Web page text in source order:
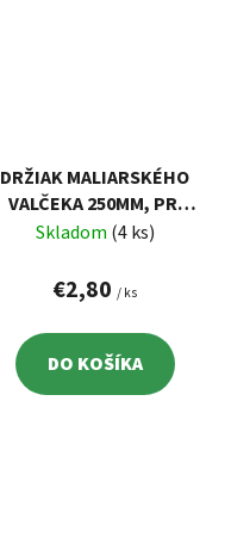
DRŽIAK MALIARSKÉHO
VALČEKA 250MM, PR.
8MM
Skladom (4 ks)
€2,80 / ks
DO KOŠÍKA